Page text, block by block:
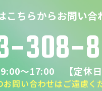
ちらからお問い合
308-
9:00～17:00 【定休
問い合わせはご遠慮く